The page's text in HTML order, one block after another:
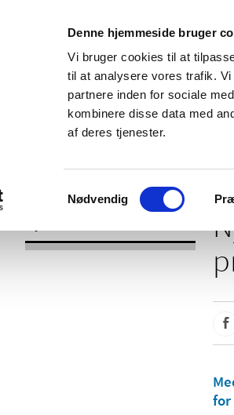
Denne hjemmeside bruger
Vi bruger cookies til at
til at analysere vores trafik.
partnere inden for sociale
kombinere disse data med
af deres tjenester.
Samtykkevalg
Nødvendig
Godkendelse og
Bivirkninger og
for